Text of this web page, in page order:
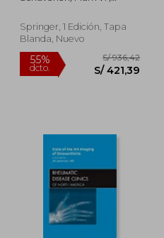
55%
dcto.
Extremity
Inglés)
Springer, 1 Edición, Tapa
Blanda, Nuevo